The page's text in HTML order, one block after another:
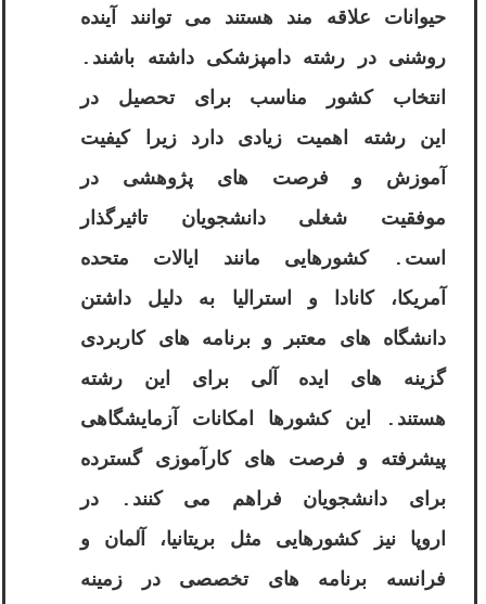
حیوانات علاقه مند هستند می توانند آینده
روشنی در رشته دامپزشکی داشته باشند.
انتخاب کشور مناسب برای تحصیل در
این رشته اهمیت زیادی دارد زیرا کیفیت
آموزش و فرصت های پژوهشی در
موفقیت شغلی دانشجویان تاثیرگذار
است. کشورهایی مانند ایالات متحده
آمریکا، کانادا و استرالیا به دلیل داشتن
دانشگاه های معتبر و برنامه های کاربردی
گزینه های ایده آلی برای این رشته
هستند. این کشورها امکانات آزمایشگاهی
پیشرفته و فرصت های کارآموزی گسترده
برای دانشجویان فراهم می کنند. در
اروپا نیز کشورهایی مثل بریتانیا، آلمان و
فرانسه برنامه های تخصصی در زمینه